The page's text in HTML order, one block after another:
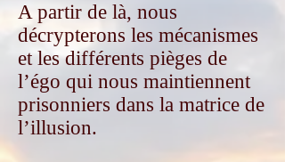
A partir de là, nous
décrypterons les mécanismes
et les différents pièges de
l’égo qui nous maintiennent
prisonniers dans la matrice de
l’illusion.